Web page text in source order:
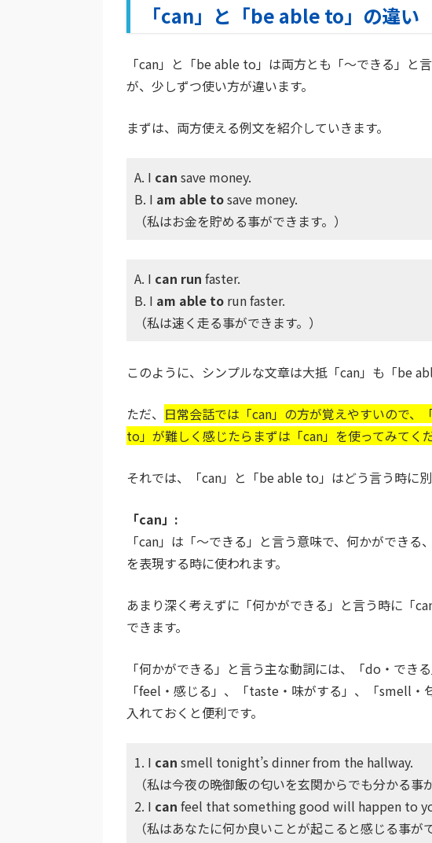
「can」と「be able to」の違い
「can」と「be able to」は両方とも「～できる」と
が、少しずつ使い方が違います。
まずは、両方使える例文を紹介していきます。
A. I can save money.
B. I am able tosave money.
（私はお金を貯める事ができます。）
A. I can run faster.
B. I am able to run faster.
（私は速く走る事ができます。）
このように、シンプルな文章は大抵「can」も「be
ただ、 日常会話では「can」の方が覚えやすいので
to」が難しく感じたらまずは「can」を使ってみてくだ
それでは、「can」と「be able to」はどう言う時に
「can」:
「can」は「〜できる」と言う意味で、何かができ
を表現する時に使われます。
あまり深く考えずに「何かができる」と言う時に「
できます。
「何かができる」と言う主な動詞には、「do・でき
「feel・感じる」、「taste・味がする」、「smell
入れておくと便利です。
1. I can smell tonight’s dinner from the hallway.
（私は今夜の晩御飯の匂いを玄関からでも分かる事
2. I can feel that something good will happen to
（私はあなたに何か良いことが起こると感じる事が